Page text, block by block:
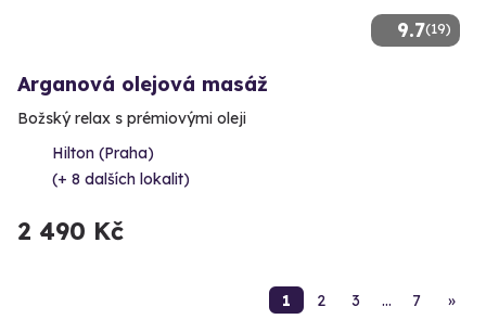
9.7(19)
Arganová olejová masáž
Božský relax s prémiovými oleji
Hilton (Praha)
(+ 8 dalších lokalit)
2 490 Kč
1 2 3 … 7 »